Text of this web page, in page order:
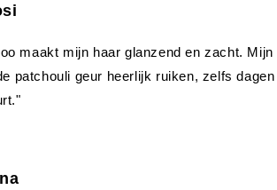
maakt mijn haar glanzend en zacht. Mijn
patchouli geur heerlijk ruiken, zelfs dagen